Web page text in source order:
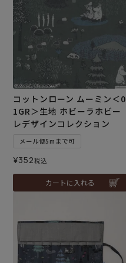
コットンローン ムーミン＜0
1GR＞生地 ホビーラホビー
レデザインコレクション
メール便5mまで可
¥352税込
カートに入れる